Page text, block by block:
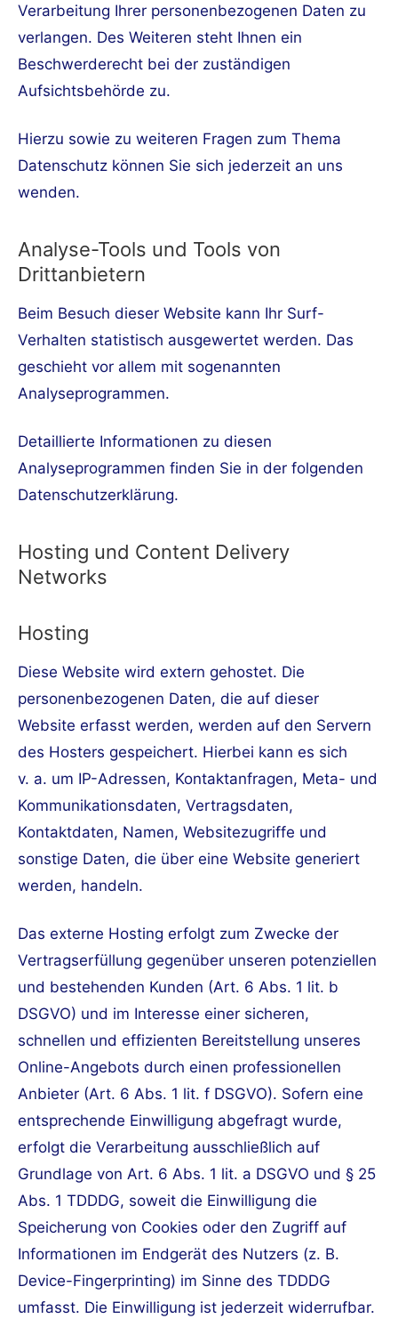
Verarbeitung Ihrer personenbezogenen Daten zu
verlangen. Des Weiteren steht Ihnen ein
Beschwerderecht bei der zuständigen
Aufsichtsbehörde zu.
Hierzu sowie zu weiteren Fragen zum Thema
Datenschutz können Sie sich jederzeit an uns
wenden.
Analyse-Tools und Tools von
Drittanbietern
Beim Besuch dieser Website kann Ihr Surf-
Verhalten statistisch ausgewertet werden. Das
geschieht vor allem mit sogenannten
Analyseprogrammen.
Detaillierte Informationen zu diesen
Analyseprogrammen finden Sie in der folgenden
Datenschutzerklärung.
Hosting und Content Delivery
Networks
Hosting
Diese Website wird extern gehostet. Die
personenbezogenen Daten, die auf dieser
Website erfasst werden, werden auf den Servern
des Hosters gespeichert. Hierbei kann es sich
v. a. um IP-Adressen, Kontaktanfragen, Meta- und
Kommunikationsdaten, Vertragsdaten,
Kontaktdaten, Namen, Websitezugriffe und
sonstige Daten, die über eine Website generiert
werden, handeln.
Das externe Hosting erfolgt zum Zwecke der
Vertragserfüllung gegenüber unseren potenziellen
und bestehenden Kunden (Art. 6 Abs. 1 lit. b
DSGVO) und im Interesse einer sicheren,
schnellen und effizienten Bereitstellung unseres
Online-Angebots durch einen professionellen
Anbieter (Art. 6 Abs. 1 lit. f DSGVO). Sofern eine
entsprechende Einwilligung abgefragt wurde,
erfolgt die Verarbeitung ausschließlich auf
Grundlage von Art. 6 Abs. 1 lit. a DSGVO und § 25
Abs. 1 TDDDG, soweit die Einwilligung die
Speicherung von Cookies oder den Zugriff auf
Informationen im Endgerät des Nutzers (z. B.
Device-Fingerprinting) im Sinne des TDDDG
umfasst. Die Einwilligung ist jederzeit widerrufbar.